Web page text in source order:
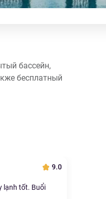
бассейн,
бесплатный
9.0
lạnh tốt. Buổi